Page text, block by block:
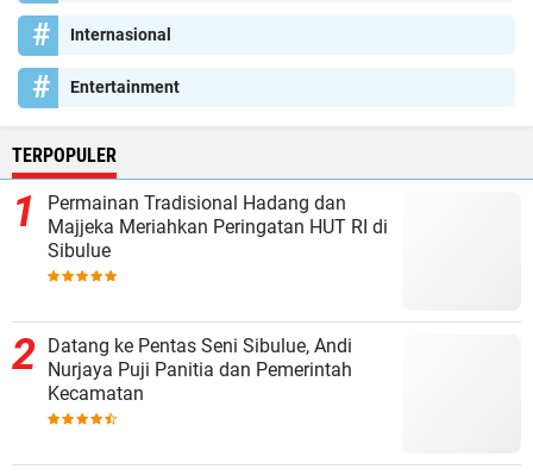
Internasional
Entertainment
TERPOPULER
Permainan Tradisional Hadang dan
Majjeka Meriahkan Peringatan HUT RI di
Sibulue
Datang ke Pentas Seni Sibulue, Andi
Nurjaya Puji Panitia dan Pemerintah
Kecamatan